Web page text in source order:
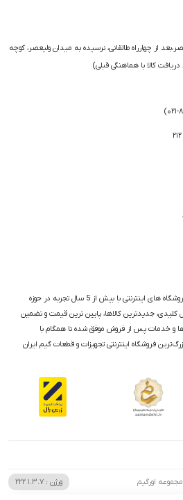
از چهارراه طالقانی، نرسیده به میدان ولیعصر، کوچه
021-
)
اورگیم به عنوان یکی از قدیمی‌ترین فروشگاه های اینترنتی با بیش از 5 سال تجربه در حوزه
کلیدی، جدیدترین کالاها، پایین ترین قیمت و تضمین
ها و خدمات پس از فروش موفق شده تا همگام با
فروشگاه اینترنتی تجهیزات و قطعات گیم ایران
اورگیم ورژن : 1.3.7